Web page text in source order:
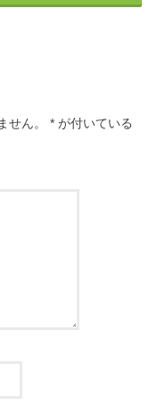
せん。 * が付いている